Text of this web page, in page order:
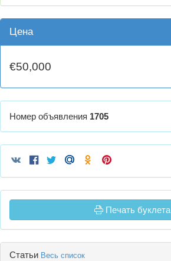
Цена
€50,000
Номер объявления 1705
Печать буклета
Статьи Весь список